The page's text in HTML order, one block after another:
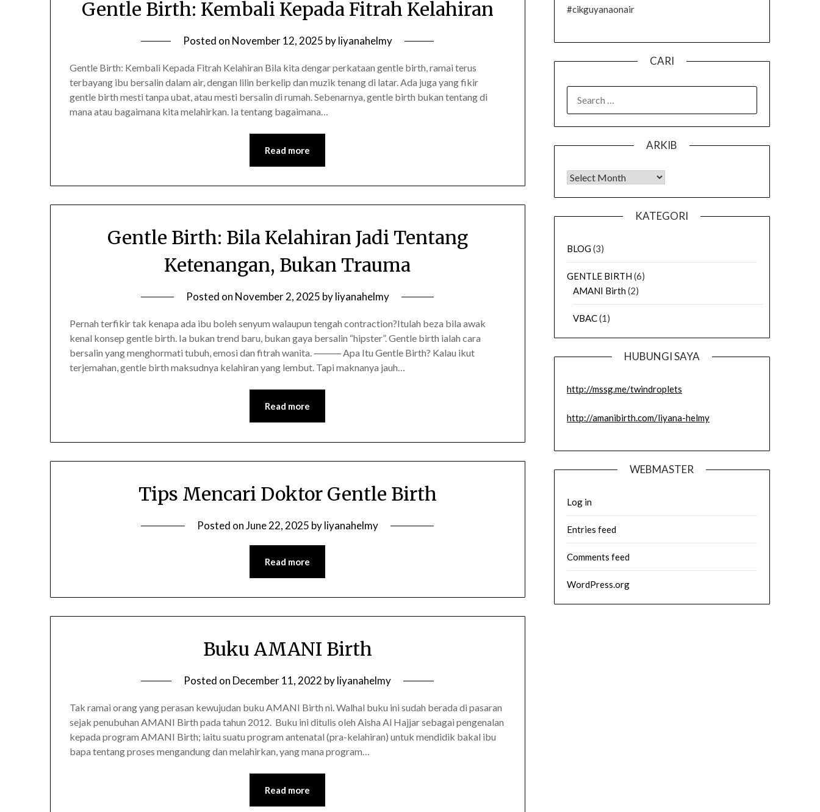
Gentle Birth: Kembali Kepada Fitrah Kelahiran
Posted on November 12, 2025 byliyanahelmy
Gentle Birth: Kembali Kepada Fitrah Kelahiran Bila kita dengar perkataan gentle birth, ramai terus
terbayang ibu bersalin dalam air, dengan lilin berkelip dan muzik tenang di latar. Ada juga yang fikir
gentle birth mesti tanpa ubat, atau mesti bersalin di rumah. Sebenarnya, gentle birth bukan tentang di
mana atau bagaimana kita melahirkan. Ia tentang bagaimana…
Read more
Gentle Birth: Bila Kelahiran Jadi Tentang
Ketenangan, Bukan Trauma
Posted on November 2, 2025 byliyanahelmy
Pernah terfikir tak kenapa ada ibu boleh senyum walaupun tengah contraction?Itulah beza bila awak
kenal konsep gentle birth. Ia bukan trend baru, bukan gaya bersalin “hipster”. Gentle birth ialah cara
bersalin yang menghormati tubuh, emosi dan fitrah wanita. ⸻ Apa Itu Gentle Birth? Kalau ikut
terjemahan, gentle birth maksudnya kelahiran yang lembut. Tapi maknanya jauh…
Read more
Tips Mencari Doktor Gentle Birth
Posted onJune 22, 2025 byliyanahelmy
Read more
Buku AMANI Birth
Posted on December 11, 2022 byliyanahelmy
Tak ramai orang yang perasan kewujudan buku AMANI Birth ni. Walhal buku ini sudah berada di pasaran
sejak penubuhan AMANI Birth pada tahun 2012. Buku ini ditulis oleh Aisha Al Hajjar sebagai pengenalan
kepada program AMANI Birth; iaitu suatu program antenatal (pra-kelahiran) untuk mendidik bakal ibu
bapa tentang proses mengandung dan melahirkan, yang mana program…
Read more
#cikguyanaonair
CARI
FOR:
ARKIB
Arkib
KATEGORI
BLOG(3)
GENTLE BIRTH(6)
AMANI Birth(2)
VBAC(1)
HUBUNGI SAYA
http://mssg.me/twindroplets
http://amanibirth.com/liyana-helmy
WEBMASTER
Log in
Entries feed
Comments feed
WordPress.org